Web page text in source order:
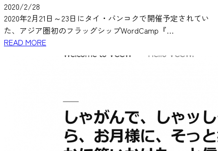
2020/2/28
2020年2月21日～23日にタイ・バンコクで開催予定されてい
た、アジア圏初のフラッグシップWordCamp『…
READ MORE